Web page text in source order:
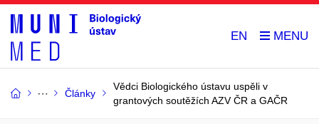
EN
Články
Vědci Biologického ústavu uspěli v
grantových soutěžích AZV ČR a GAČR